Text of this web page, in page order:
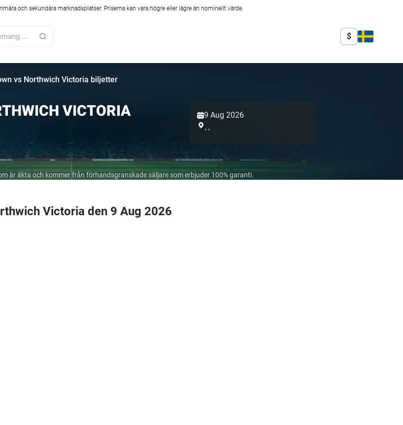
och sekundära marknadsplatser. Priserna kan vara högre eller lägre än nominellt värde.
$
vs Northwich Victoria biljetter
VICTORIA
9 Aug 2026
, ,
är äkta och kommer från förhandsgranskade säljare som erbjuder 100% garanti.
Victoria den 9 Aug 2026